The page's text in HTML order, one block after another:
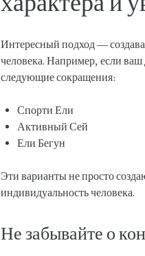
Интересный подход —
человека. Например, если
следующие сокращения:
Спорти Ели
Активный Сей
Ели Бегун
Эти варианты не просто
индивидуальность человека.
Не забывайте о